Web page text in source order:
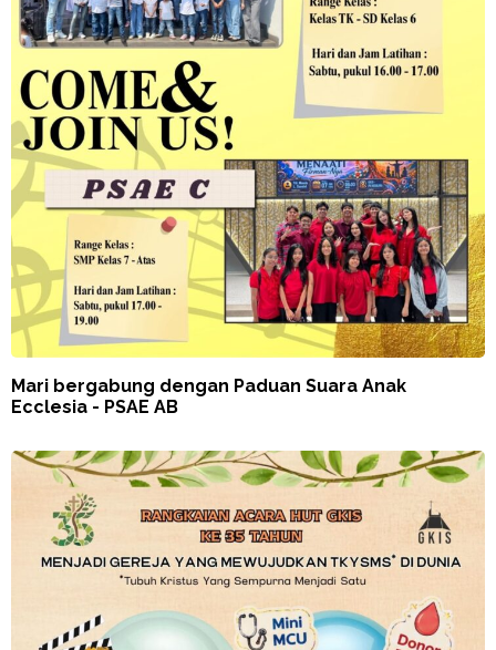
Mari bergabung dengan Paduan Suara Anak
Ecclesia - PSAE AB